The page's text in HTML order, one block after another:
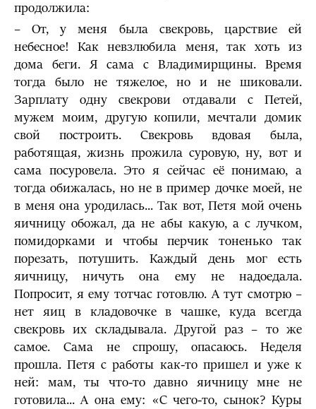
продолжила:
– От, у меня была свекровь, царствие ей
небесное! Как невзлюбила меня, так хоть из
дома беги. Я сама с Владимирщины. Время
тогда было не тяжелое, но и не шиковали.
Зарплату одну свекрови отдавали с Петей,
мужем моим, другую копили, мечтали домик
свой построить. Свекровь вдовая была,
работящая, жизнь прожила суровую, ну, вот и
сама посуровела. Это я сейчас её понимаю, а
тогда обижалась, но не в пример дочке моей, не
в меня она уродилась... Так вот, Петя мой очень
яичницу обожал, да не абы какую, а с лучком,
помидорками и чтобы перчик тоненько так
порезать, потушить. Каждый день мог есть
яичницу, ничуть она ему не надоедала.
Попросит, я ему тотчас готовлю. А тут смотрю –
нет яиц в кладовочке в чашке, куда всегда
свекровь их складывала. Другой раз – то же
самое. Сама не спрошу, опасаюсь. Неделя
прошла. Петя с работы как-то пришел и уже к
ней: мам, ты что-то давно яичницу мне не
готовила... А она ему: «С чего-то, сынок? Куры